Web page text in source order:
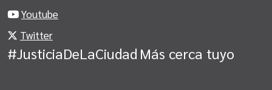
Youtube
Twitter
#JusticiaDeLaCiudad Más cerca tuyo